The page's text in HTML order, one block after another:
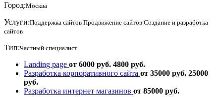
Город:Москва
Услуги:Поддержка сайтов Продвижение сайтов Создание и разработка
сайтов
Тип:Частный специалист
Landing page от 6000 руб. 4800 руб.
Разработка корпоративного сайта от 35000 руб. 25000
руб.
Разработка интернет магазинов от 85000 руб.